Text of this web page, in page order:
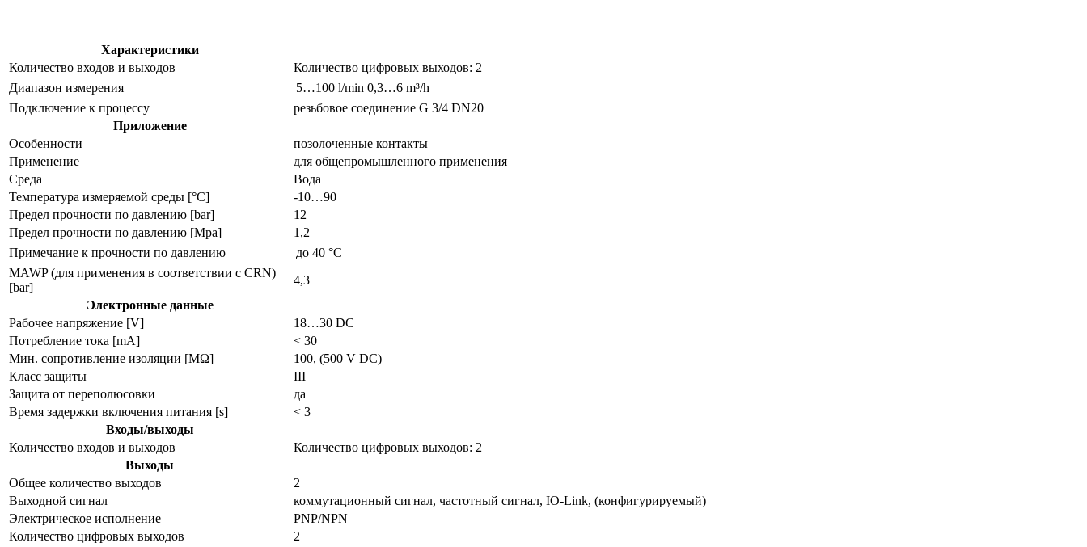
Характеристики
Количество входов и выходов
Количество цифровых выходов: 2
Диапазон измерения
5…100 l/min 0,3…6 m³/h
Подключение к процессу
резьбовое соединение G 3/4 DN20
Приложение
Особенности
позолоченные контакты
Применение
для общепромышленного применения
Среда
Вода
Температура измеряемой среды [°C]
-10…90
Предел прочности по давлению [bar]
12
Предел прочности по давлению [Mpa]
1,2
Примечание к прочности по давлению
до 40 °C
MAWP (для применения в соответствии с CRN)
[bar]
4,3
Электронные данные
Рабочее напряжение [V]
18…30 DC
Потребление тока [mA]
< 30
Мин. сопротивление изоляции [MΩ]
100, (500 V DC)
Класс защиты
III
Защита от переполюсовки
да
Время задержки включения питания [s]
< 3
Входы/выходы
Количество входов и выходов
Количество цифровых выходов: 2
Выходы
Общее количество выходов
2
Выходной сигнал
коммутационный сигнал, частотный сигнал, IO-Link, (конфигурируемый)
Электрическое исполнение
PNP/NPN
Количество цифровых выходов
2